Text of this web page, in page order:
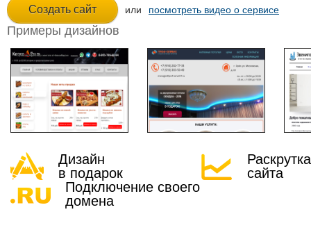
или посмотреть видео о сервисе
Примеры дизайнов
Дизайн
в подарок
Раскрутка
сайта
Подключение своего
домена